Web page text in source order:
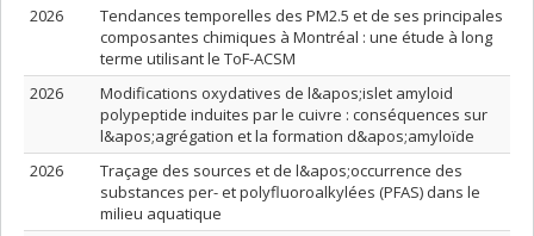
2026
Tendances temporelles des PM2.5 et de ses principales
composantes chimiques à Montréal : une étude à long
terme utilisant le ToF-ACSM
2026
Modifications oxydatives de l&apos;islet amyloid
polypeptide induites par le cuivre : conséquences sur
l&apos;agrégation et la formation d&apos;amyloïde
2026
Traçage des sources et de l&apos;occurrence des
substances per- et polyfluoroalkylées (PFAS) dans le
milieu aquatique